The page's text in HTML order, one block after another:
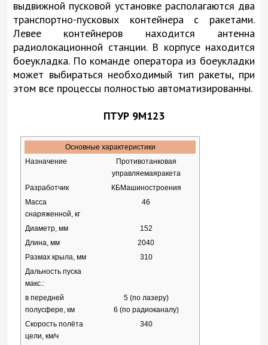
выдвижной пусковой установке располагаются два
транспортно-пусковых контейнера с ракетами.
Левее контейнеров находится антенна
радиолокационной станции. В корпусе находится
боеукладка. По команде оператора из боеукладки
может выбираться необходимый тип ракеты, при
этом все процессы полностью автоматизированны.
ПТУР 9М123
Основные характеристики
Назначение
Противотанковая
управляемаяракета
Разработчик
КБМашиностроения
Масса
снаряженной, кг
46
Диаметр, мм
152
Длина, мм
2040
Размах крыла, мм
310
Дальность пуска
макс.:
в передней
полусфере, км
5 (по лазеру)
6 (по радиоканалу)
Скорость полёта
цели, км/ч
340